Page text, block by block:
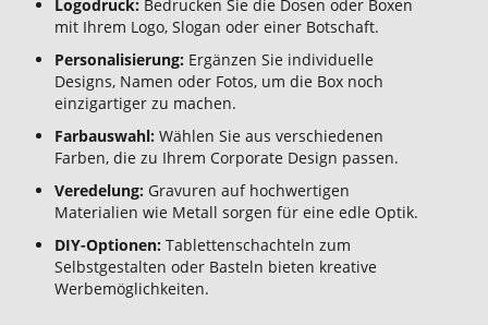
Logodruck: Bedrucken Sie die Dosen oder Boxen
mit Ihrem Logo, Slogan oder einer Botschaft.
Personalisierung: Ergänzen Sie individuelle
Designs, Namen oder Fotos, um die Box noch
einzigartiger zu machen.
Farbauswahl: Wählen Sie aus verschiedenen
Farben, die zu Ihrem Corporate Design passen.
Veredelung: Gravuren auf hochwertigen
Materialien wie Metall sorgen für eine edle Optik.
DIY-Optionen: Tablettenschachteln zum
Selbstgestalten oder Basteln bieten kreative
Werbemöglichkeiten.